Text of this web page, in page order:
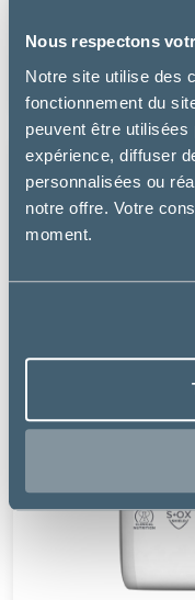
Nous respectons
Notre site utilise des
fonctionnement du
peuvent être
expérience, diffuser
personnalisées ou
notre offre. Votre
moment.